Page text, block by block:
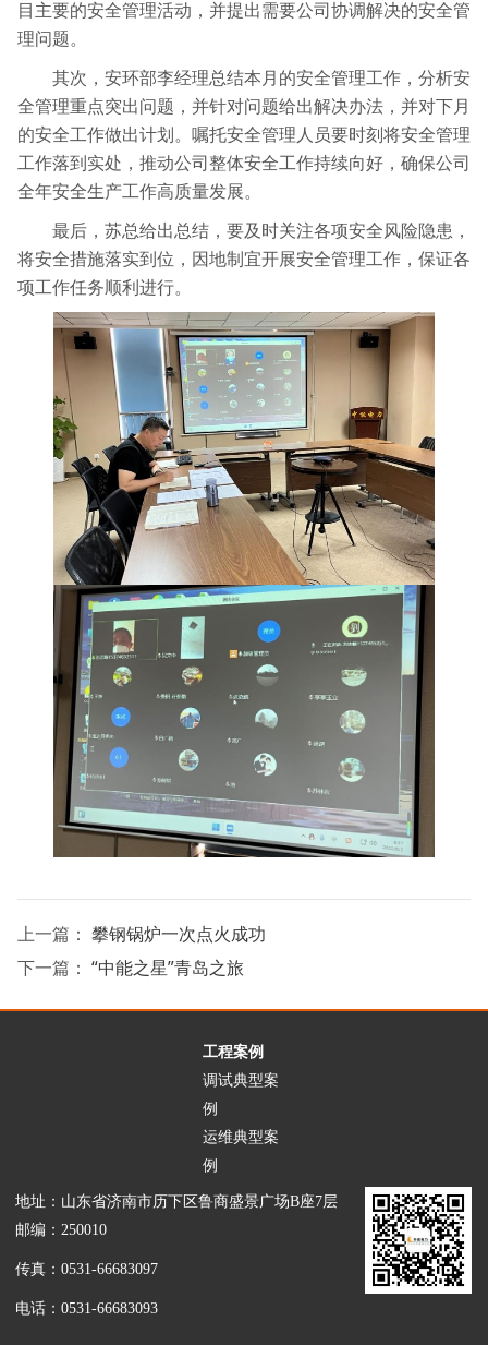
目主要的安全管理活动，并提出需要公司协调解决的安全管
理问题。
其次，安环部李经理总结本月的安全管理工作，分析安
全管理重点突出问题，并针对问题给出解决办法，并对下月
的安全工作做出计划。嘱托安全管理人员要时刻将安全管理
工作落到实处，推动公司整体安全工作持续向好，确保公司
全年安全生产工作高质量发展。
最后，苏总给出总结，要及时关注各项安全风险隐患，
将安全措施落实到位，因地制宜开展安全管理工作，保证各
项工作任务顺利进行。
上一篇： 攀钢锅炉一次点火成功
下一篇： “中能之星”青岛之旅
工程案例
调试典型案
例
运维典型案
例
地址：山东省济南市历下区鲁商盛景广场B座7层
邮编：250010
传真：0531-66683097
电话：0531-66683093